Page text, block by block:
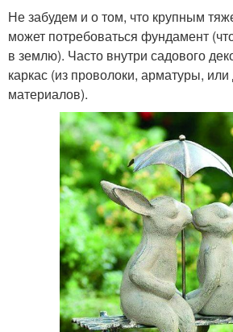
Не забудем и о том, что крупным
может потребоваться фундамент
в землю). Часто внутри садового
каркас (из проволоки, арматуры, или
материалов).